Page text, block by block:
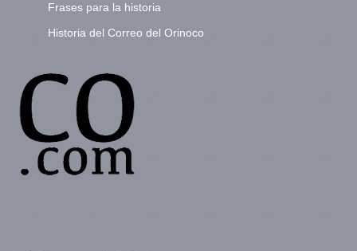
Frases para la historia
Historia del Correo del Orinoco